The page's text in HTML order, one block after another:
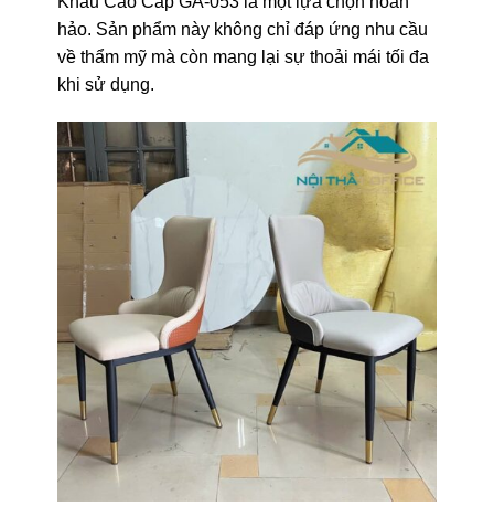
hảo. Sản phẩm này không chỉ đáp ứng nhu cầu
về thẩm mỹ mà còn mang lại sự thoải mái tối đa
khi sử dụng.